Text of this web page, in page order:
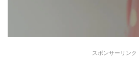
スポンサーリンク